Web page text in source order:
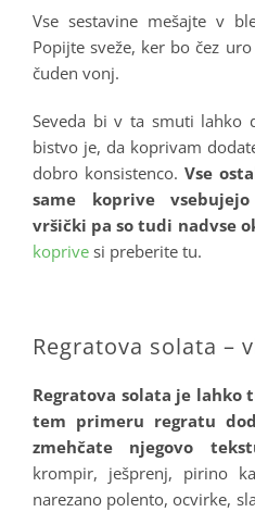
Vse sestavine mešajte v
Popijte sveže, ker bo čez
čuden vonj.
Seveda bi v ta smuti lahko
bistvo je, da koprivam
dobro konsistenco.Vse
same koprive
vršički pa so tudi nadvse
koprive si preberite tu.
Regratova solata –
Regratova solata je lahko
tem primeru regratu
zmehčate njegovo
krompir, ješprenj, pirino
narezano polento, ocvirke,